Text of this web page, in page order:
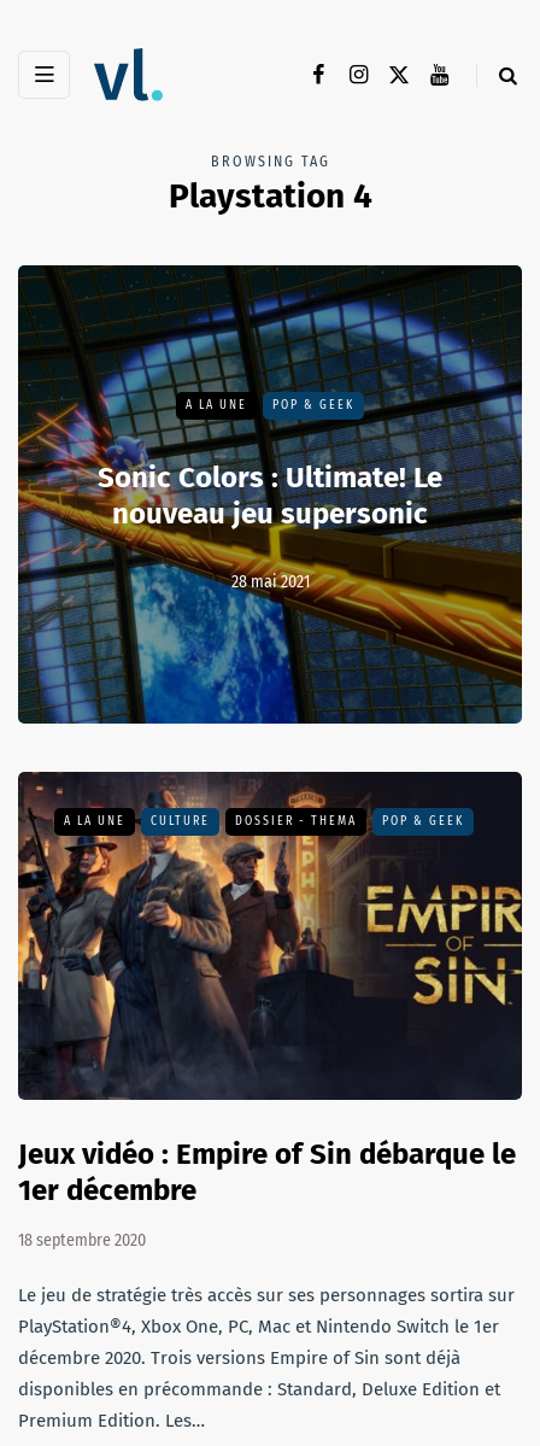
BROWSING TAG
Playstation 4
A LA UNE POP & GEEK
Sonic Colors : Ultimate! Le
nouveau jeu supersonic
28 mai 2021
A LA UNE CULTURE DOSSIER - THEMA POP & GEEK
Jeux vidéo : Empire of Sin débarque le
1er décembre
18 septembre 2020
Le jeu de stratégie très accès sur ses personnages sortira sur
PlayStation®4, Xbox One, PC, Mac et Nintendo Switch le 1er
décembre 2020. Trois versions Empire of Sin sont déjà
disponibles en précommande : Standard, Deluxe Edition et
Premium Edition. Les…